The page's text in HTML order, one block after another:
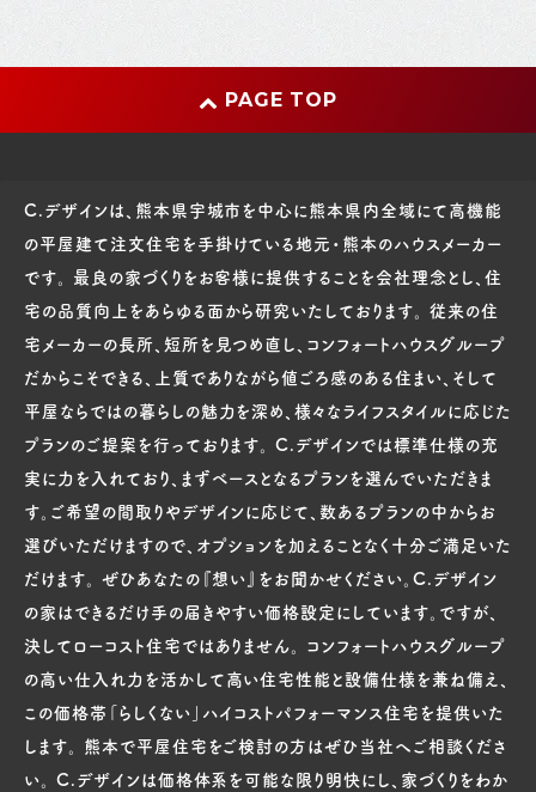
PAGE TOP
C.デザインは、熊本県宇城市を中心に熊本県内全域にて高機能
の平屋建て注文住宅を手掛けている地元・熊本のハウスメーカー
です。 最良の家づくりをお客様に提供することを会社理念とし、住
宅の品質向上をあらゆる面から研究いたしております。 従来の住
宅メーカーの長所、短所を見つめ直し、コンフォートハウスグループ
だからこそできる、上質でありながら値ごろ感のある住まい、そして
平屋ならではの暮らしの魅力を深め、様々なライフスタイルに応じた
プランのご提案を行っております。 C.デザインでは標準仕様の充
実に力を入れており、まずベースとなるプランを選んでいただきま
す。ご希望の間取りやデザインに応じて、数あるプランの中からお
選びいただけますので、オプションを加えることなく十分ご満足いた
だけます。 ぜひあなたの『想い』をお聞かせください。C.デザイン
の家はできるだけ手の届きやすい価格設定にしています。ですが、
決してローコスト住宅ではありません。 コンフォートハウスグループ
の高い仕入れ力を活かして高い住宅性能と設備仕様を兼ね備え、
この価格帯「らしくない」ハイコストパフォーマンス住宅を提供いた
します。 熊本で平屋住宅をご検討の方はぜひ当社へご相談くださ
い。 C.デザインは価格体系を可能な限り明快にし、家づくりをわか